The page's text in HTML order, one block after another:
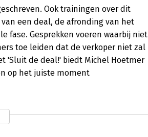
Ook trainingen over dit
een deal, de afronding van het
fase. Gesprekken voeren waarbij niet
toe leiden dat de verkoper niet zal
'Sluit de deal!' biedt Michel Hoetmer
op het juiste moment